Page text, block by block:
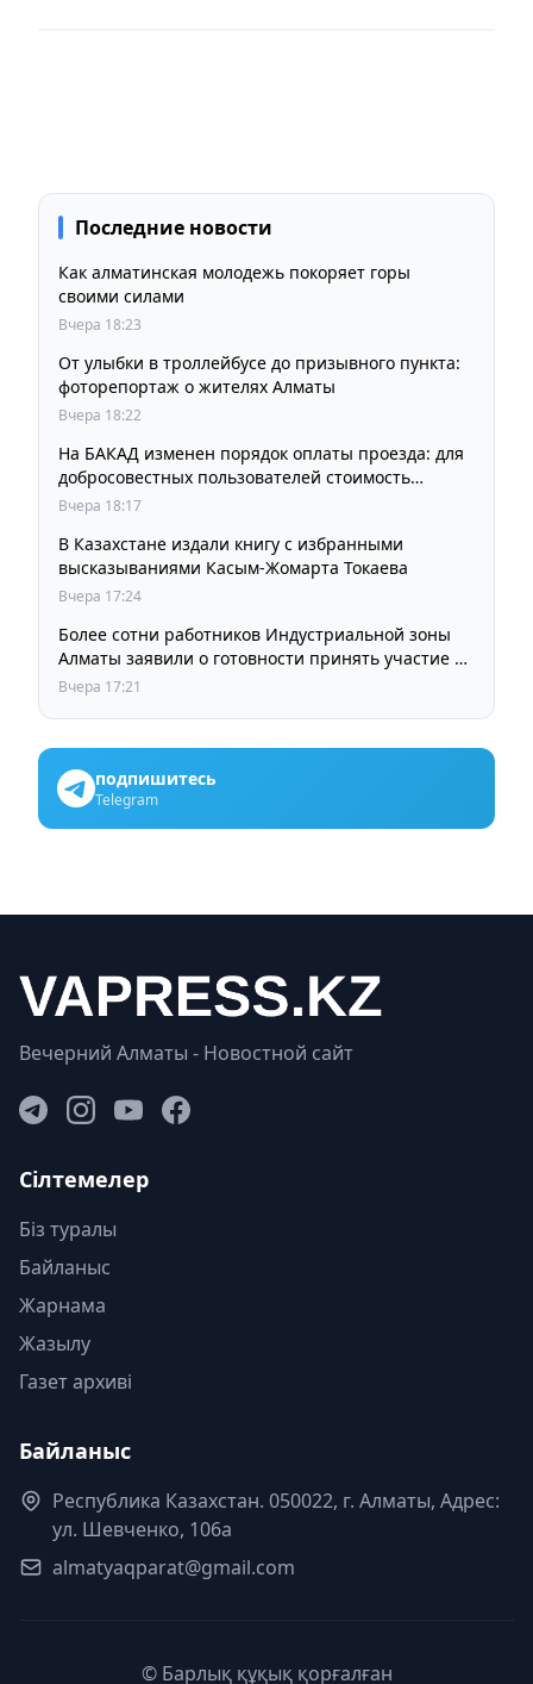
Последние новости
Как алматинская молодежь покоряет горы
своими силами
Вчера 18:23
От улыбки в троллейбусе до призывного пункта:
фоторепортаж о жителях Алматы
Вчера 18:22
На БАКАД изменен порядок оплаты проезда: для
добросовестных пользователей стоимость
остается прежней
Вчера 18:17
В Казахстане издали книгу с избранными
высказываниями Касым-Жомарта Токаева
Вчера 17:24
Более сотни работников Индустриальной зоны
Алматы заявили о готовности принять участие в
выборах членов Курылтая
Вчера 17:21
подпишитесь
Telegram
Вечерний Алматы - Новостной сайт
Сілтемелер
Біз туралы
Байланыс
Жарнама
Жазылу
Газет архиві
Байланыс
Республика Казахстан. 050022, г. Алматы, Адрес:
ул. Шевченко, 106а
almatyaqparat@gmail.com
© Барлық құқық қорғалған